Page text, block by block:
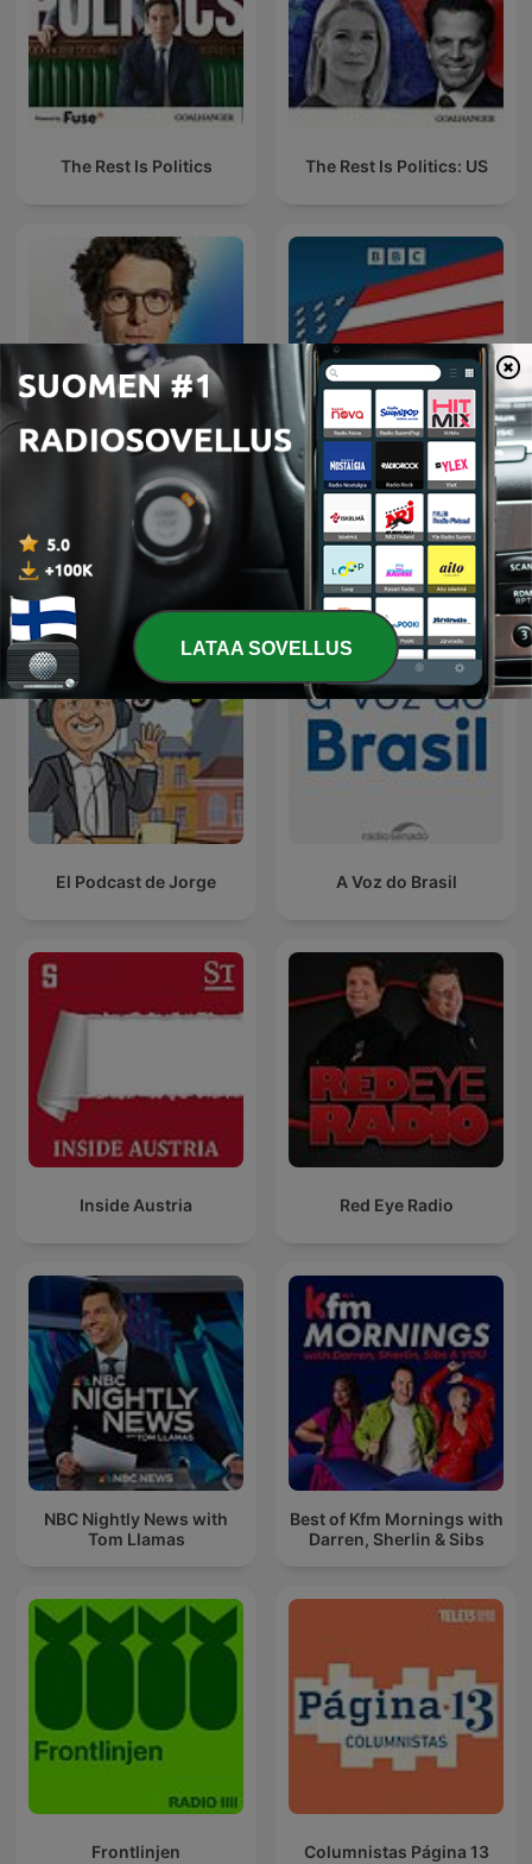
The Rest Is Politics The Rest Is Politics: US
Connect with Jacob
Soboroff
Americast
Kansainväliset Julkishallinto-podcastit
El Podcast de Jorge A Voz do Brasil
Inside Austria Red Eye Radio
NBC Nightly News with
Tom Llamas
Best of Kfm Mornings with
Darren, Sherlin & Sibs
Frontlinjen Columnistas Página 13
LATAA SOVELLUS